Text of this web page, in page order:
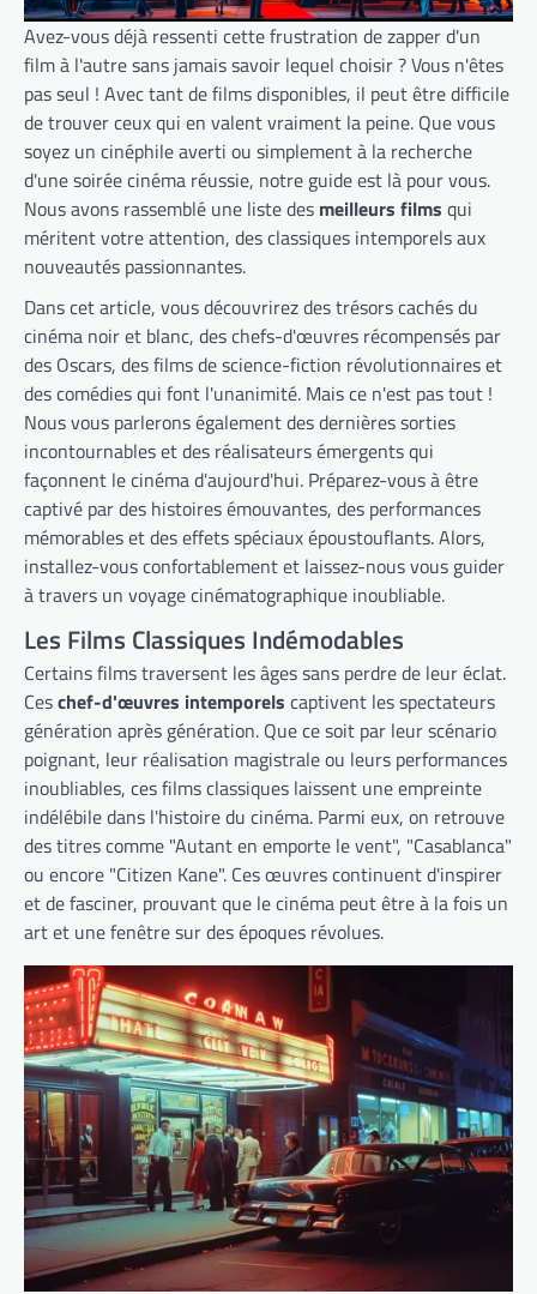
Avez-vous déjà ressenti cette frustration de zapper d'un
film à l'autre sans jamais savoir lequel choisir ? Vous n'êtes
pas seul ! Avec tant de films disponibles, il peut être difficile
de trouver ceux qui en valent vraiment la peine. Que vous
soyez un cinéphile averti ou simplement à la recherche
d'une soirée cinéma réussie, notre guide est là pour vous.
Nous avons rassemblé une liste des meilleurs films qui
méritent votre attention, des classiques intemporels aux
nouveautés passionnantes.
Dans cet article, vous découvrirez des trésors cachés du
cinéma noir et blanc, des chefs-d'œuvres récompensés par
des Oscars, des films de science-fiction révolutionnaires et
des comédies qui font l'unanimité. Mais ce n'est pas tout !
Nous vous parlerons également des dernières sorties
incontournables et des réalisateurs émergents qui
façonnent le cinéma d'aujourd'hui. Préparez-vous à être
captivé par des histoires émouvantes, des performances
mémorables et des effets spéciaux époustouflants. Alors,
installez-vous confortablement et laissez-nous vous guider
à travers un voyage cinématographique inoubliable.
Les Films Classiques Indémodables
Certains films traversent les âges sans perdre de leur éclat.
Ceschef-d'œuvres intemporels captivent les spectateurs
génération après génération. Que ce soit par leur scénario
poignant, leur réalisation magistrale ou leurs performances
inoubliables, ces films classiques laissent une empreinte
indélébile dans l'histoire du cinéma. Parmi eux, on retrouve
des titres comme "Autant en emporte le vent", "Casablanca"
ou encore "Citizen Kane". Ces œuvres continuent d'inspirer
et de fasciner, prouvant que le cinéma peut être à la fois un
art et une fenêtre sur des époques révolues.